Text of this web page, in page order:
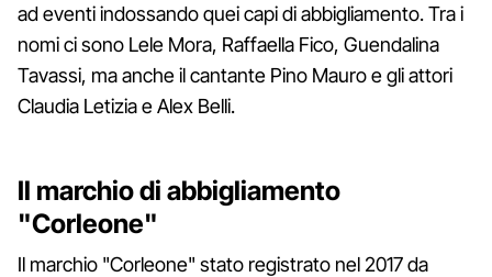
ad eventi indossando quei capi di abbigliamento. Tra i
nomi ci sono Lele Mora, Raffaella Fico, Guendalina
Tavassi, ma anche il cantante Pino Mauro e gli attori
Claudia Letizia e Alex Belli.
Il marchio di abbigliamento
"Corleone"
Il marchio "Corleone" stato registrato nel 2017 da